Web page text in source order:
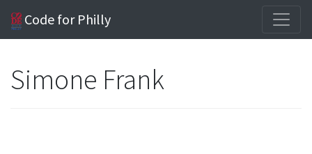
Code for Philly
Simone Frank